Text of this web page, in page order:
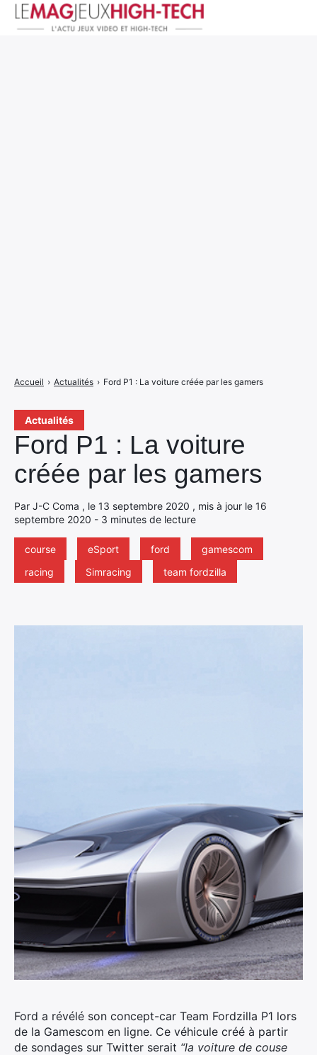
Actualités
Ford P1 : La voiture
créée par les gamers
Par J-C Coma , le 13 septembre 2020 , mis à jour le 16
septembre 2020 - 3 minutes de lecture
course eSport ford
gamescom
racing
Simracing team fordzilla
Accueil › Actualités › Ford P1 : La voiture créée par les gamers
Ford a révélé son concept-car Team Fordzilla P1 lors
de la Gamescom en ligne. Ce véhicule créé à partir
de sondages sur Twitter serait “la voiture de couse